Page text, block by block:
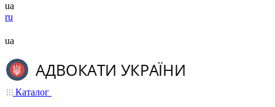
ua
ru
ua
Каталог